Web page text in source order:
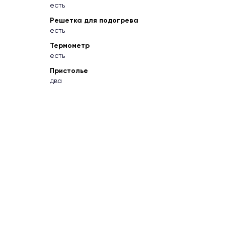
есть
Решетка для подогрева
есть
Термометр
есть
Пристолье
два